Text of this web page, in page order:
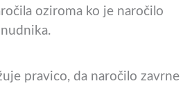
oziroma ko je naročilo
pravico, da naročilo zavrne